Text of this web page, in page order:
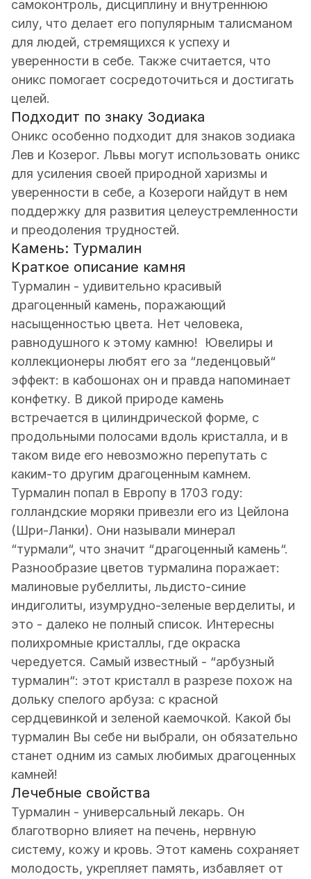
самоконтроль, дисциплину и внутреннюю
силу, что делает его популярным талисманом
для людей, стремящихся к успеху и
уверенности в себе. Также считается, что
оникс помогает сосредоточиться и достигать
целей.
Подходит по знаку Зодиака
Оникс особенно подходит для знаков зодиака
Лев и Козерог. Львы могут использовать оникс
для усиления своей природной харизмы и
уверенности в себе, а Козероги найдут в нем
поддержку для развития целеустремленности
и преодоления трудностей.
Камень: Турмалин
Краткое описание камня
Турмалин - удивительно красивый
драгоценный камень, поражающий
насыщенностью цвета. Нет человека,
равнодушного к этому камню! Ювелиры и
коллекционеры любят его за “леденцовый“
эффект: в кабошонах он и правда напоминает
конфетку. В дикой природе камень
встречается в цилиндрической форме, с
продольными полосами вдоль кристалла, и в
таком виде его невозможно перепутать с
каким-то другим драгоценным камнем.
Турмалин попал в Европу в 1703 году:
голландские моряки привезли его из Цейлона
(Шри-Ланки). Они называли минерал
“турмали“, что значит “драгоценный камень“.
Разнообразие цветов турмалина поражает:
малиновые рубеллиты, льдисто-синие
индиголиты, изумрудно-зеленые верделиты, и
это - далеко не полный список. Интересны
полихромные кристаллы, где окраска
чередуется. Самый известный - “арбузный
турмалин“: этот кристалл в разрезе похож на
дольку спелого арбуза: с красной
сердцевинкой и зеленой каемочкой. Какой бы
турмалин Вы себе ни выбрали, он обязательно
станет одним из самых любимых драгоценных
камней!
Лечебные свойства
Турмалин - универсальный лекарь. Он
благотворно влияет на печень, нервную
систему, кожу и кровь. Этот камень сохраняет
молодость, укрепляет память, избавляет от